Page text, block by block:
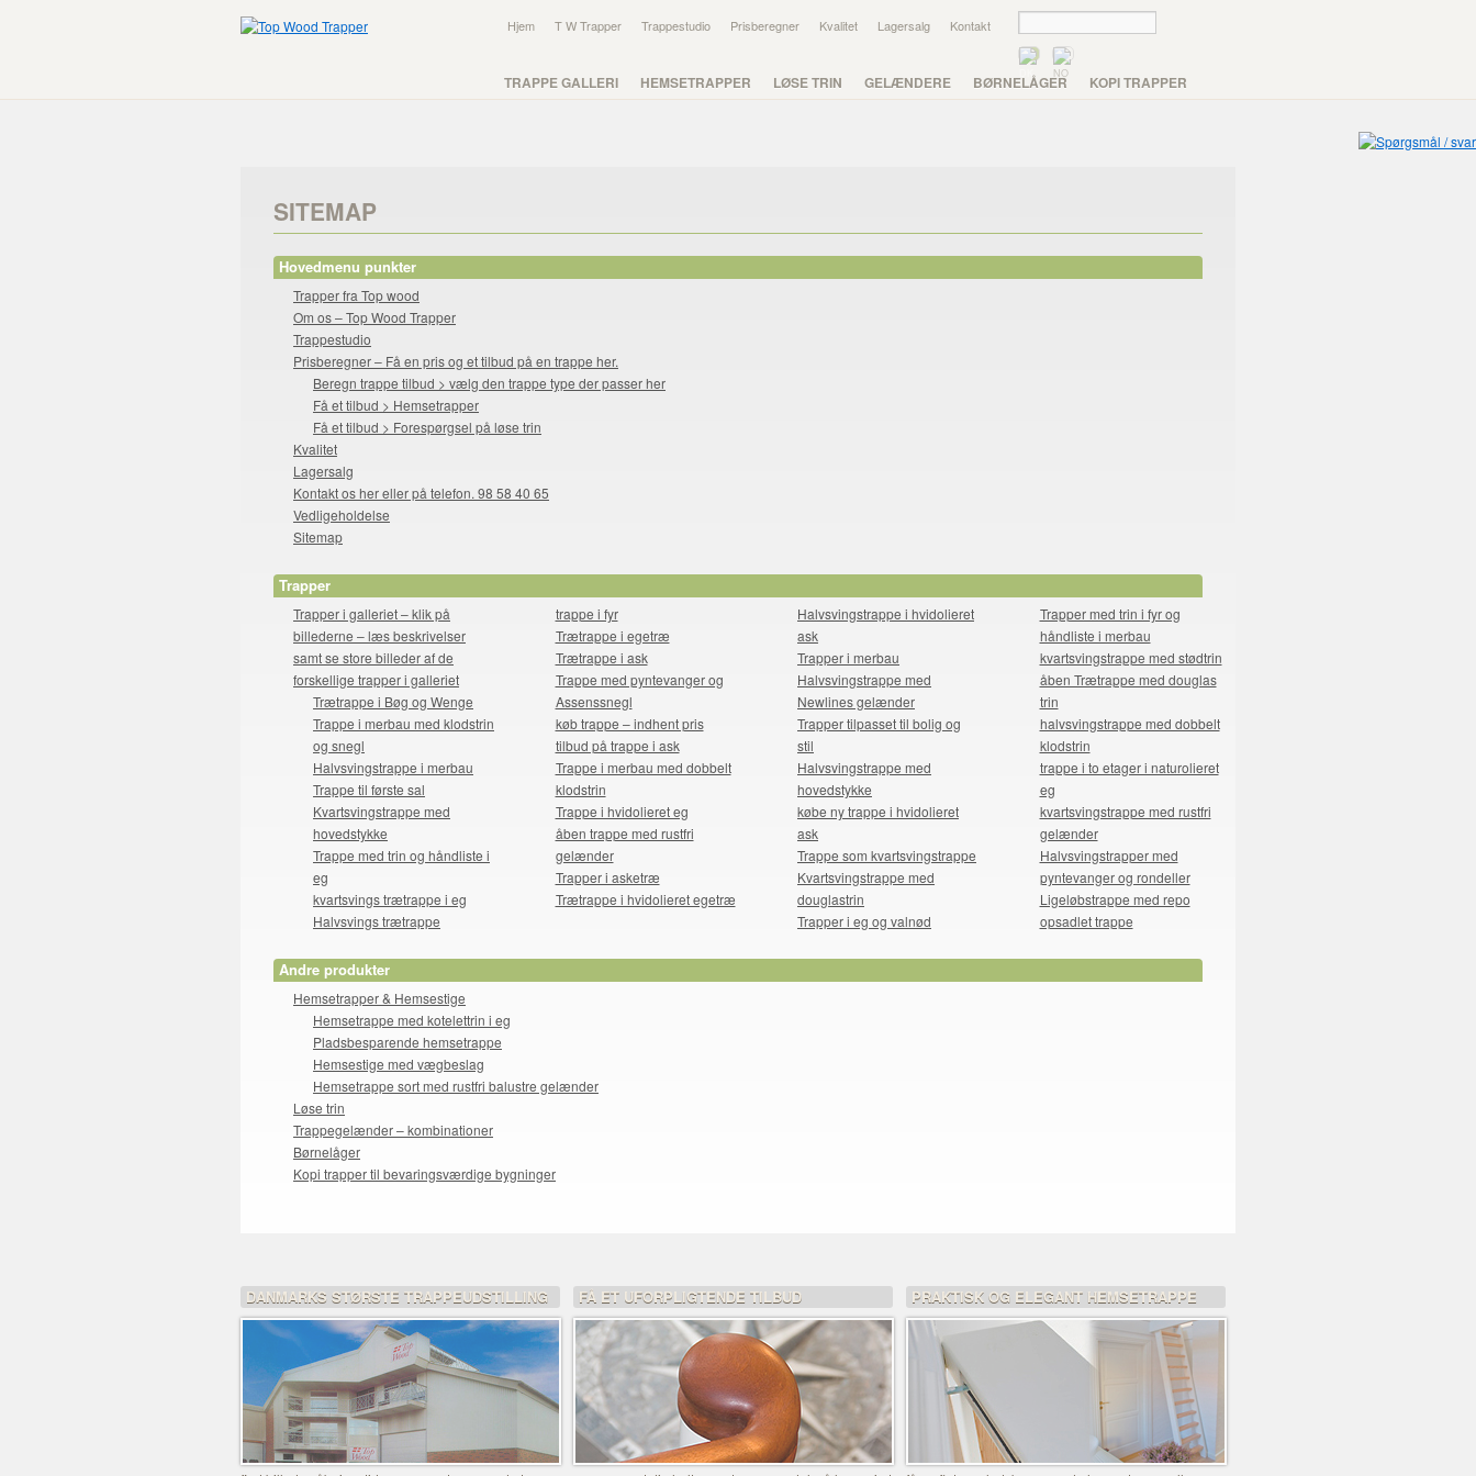
Hjem T W Trapper Trappestudio Prisberegner Kvalitet Lagersalg Kontakt
TRAPPE GALLERI HEMSETRAPPER LØSE TRIN GELÆNDERE BØRNELÅGER KOPI TRAPPER
SITEMAP
Hovedmenu punkter
Trapper fra Top wood
Om os – Top Wood Trapper
Trappestudio
Prisberegner – Få en pris og et tilbud på en trappe her.
Beregn trappe tilbud > vælg den trappe type der passer her
Få et tilbud > Hemsetrapper
Få et tilbud > Forespørgsel på løse trin
Kvalitet
Lagersalg
Kontakt os her eller på telefon. 98 58 40 65
Vedligeholdelse
Sitemap
Trapper
Trapper i galleriet – klik på
billederne – læs beskrivelser
samt se store billeder af de
forskellige trapper i galleriet
Trætrappe i Bøg og Wenge
Trappe i merbau med klodstrin
og snegl
Halvsvingstrappe i merbau
Trappe til første sal
Kvartsvingstrappe med
hovedstykke
Trappe med trin og håndliste i
eg
kvartsvings trætrappe i eg
Halvsvings trætrappe
trappe i fyr
Trætrappe i egetræ
Trætrappe i ask
Trappe med pyntevanger og
Assenssnegl
køb trappe – indhent pris
tilbud på trappe i ask
Trappe i merbau med dobbelt
klodstrin
Trappe i hvidolieret eg
åben trappe med rustfri
gelænder
Trapper i asketræ
Trætrappe i hvidolieret egetræ
Halvsvingstrappe i hvidolieret
ask
Trapper i merbau
Halvsvingstrappe med
Newlines gelænder
Trapper tilpasset til bolig og
stil
Halvsvingstrappe med
hovedstykke
købe ny trappe i hvidolieret
ask
Trappe som kvartsvingstrappe
Kvartsvingstrappe med
douglastrin
Trapper i eg og valnød
Trapper med trin i fyr og
håndliste i merbau
kvartsvingstrappe med stødtrin
åben Trætrappe med douglas
trin
halvsvingstrappe med dobbelt
klodstrin
trappe i to etager i naturolieret
eg
kvartsvingstrappe med rustfri
gelænder
Halvsvingstrapper med
pyntevanger og rondeller
Ligeløbstrappe med repo
opsadlet trappe
Andre produkter
Hemsetrapper & Hemsestige
Hemsetrappe med kotelettrin i eg
Pladsbesparende hemsetrappe
Hemsestige med vægbeslag
Hemsetrappe sort med rustfri balustre gelænder
Løse trin
Trappegelænder – kombinationer
Børnelåger
Kopi trapper til bevaringsværdige bygninger
DANMARKS STØRSTE TRAPPEUDSTILLING FÅ ET UFORPLIGTENDE TILBUD PRAKTISK OG ELEGANT HEMSETRAPPE